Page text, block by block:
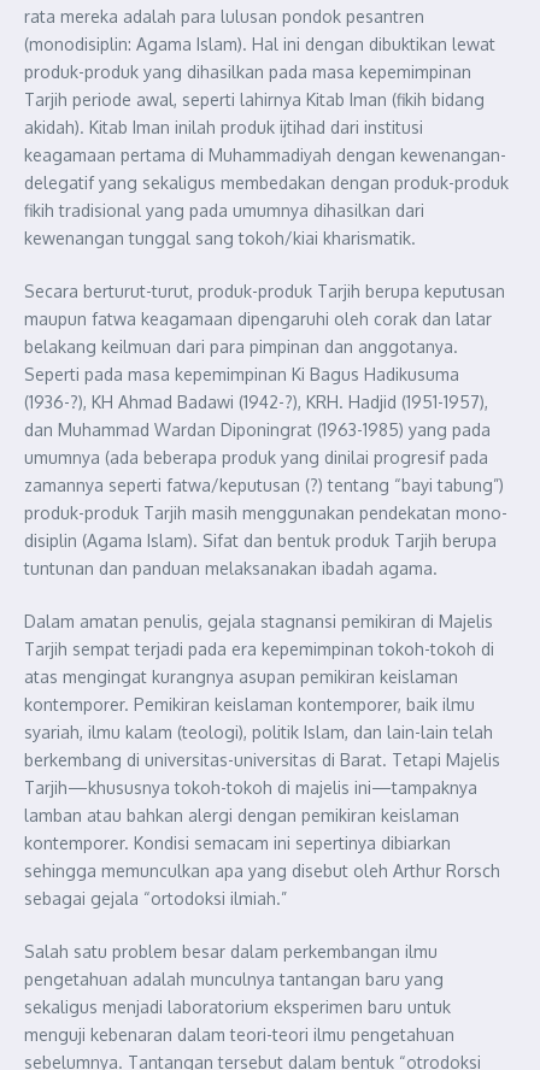
rata mereka adalah para lulusan pondok pesantren
(monodisiplin: Agama Islam). Hal ini dengan dibuktikan lewat
produk-produk yang dihasilkan pada masa kepemimpinan
Tarjih periode awal, seperti lahirnya Kitab Iman (fikih bidang
akidah). Kitab Iman inilah produk ijtihad dari institusi
keagamaan pertama di Muhammadiyah dengan kewenangan-
delegatif yang sekaligus membedakan dengan produk-produk
fikih tradisional yang pada umumnya dihasilkan dari
kewenangan tunggal sang tokoh/kiai kharismatik.
Secara berturut-turut, produk-produk Tarjih berupa keputusan
maupun fatwa keagamaan dipengaruhi oleh corak dan latar
belakang keilmuan dari para pimpinan dan anggotanya.
Seperti pada masa kepemimpinan Ki Bagus Hadikusuma
(1936-?), KH Ahmad Badawi (1942-?), KRH. Hadjid (1951-1957),
dan Muhammad Wardan Diponingrat (1963-1985) yang pada
umumnya (ada beberapa produk yang dinilai progresif pada
zamannya seperti fatwa/keputusan (?) tentang “bayi tabung”)
produk-produk Tarjih masih menggunakan pendekatan mono-
disiplin (Agama Islam). Sifat dan bentuk produk Tarjih berupa
tuntunan dan panduan melaksanakan ibadah agama.
Dalam amatan penulis, gejala stagnansi pemikiran di Majelis
Tarjih sempat terjadi pada era kepemimpinan tokoh-tokoh di
atas mengingat kurangnya asupan pemikiran keislaman
kontemporer. Pemikiran keislaman kontemporer, baik ilmu
syariah, ilmu kalam (teologi), politik Islam, dan lain-lain telah
berkembang di universitas-universitas di Barat. Tetapi Majelis
Tarjih—khususnya tokoh-tokoh di majelis ini—tampaknya
lamban atau bahkan alergi dengan pemikiran keislaman
kontemporer. Kondisi semacam ini sepertinya dibiarkan
sehingga memunculkan apa yang disebut oleh Arthur Rorsch
sebagai gejala “ortodoksi ilmiah.”
Salah satu problem besar dalam perkembangan ilmu
pengetahuan adalah munculnya tantangan baru yang
sekaligus menjadi laboratorium eksperimen baru untuk
menguji kebenaran dalam teori-teori ilmu pengetahuan
sebelumnya. Tantangan tersebut dalam bentuk “otrodoksi